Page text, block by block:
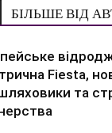
БІЛЬШЕ ВІД
Fiesta,
та